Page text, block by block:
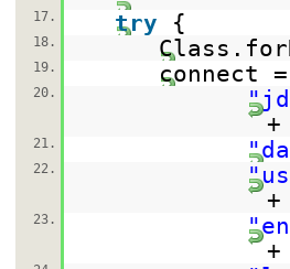
17.
try {
18.
19. connect
20.
+
21.
22.
+
23.
+